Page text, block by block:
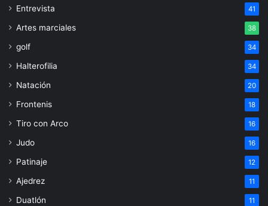
Entrevista 41
Artes marciales 38
golf 34
Halterofilia 34
Natación 20
Frontenis 18
Tiro con Arco 16
Judo 16
Patinaje 12
Ajedrez 11
Duatlón 11